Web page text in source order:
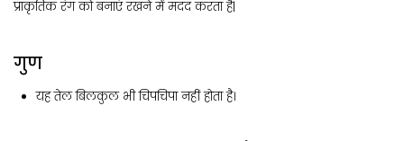
प्राकृतिक रंग को बनाएं रखने में मदद करता है|
गुण
यह तेल बिलकुल भी चिपचिपा नहीं होता है।